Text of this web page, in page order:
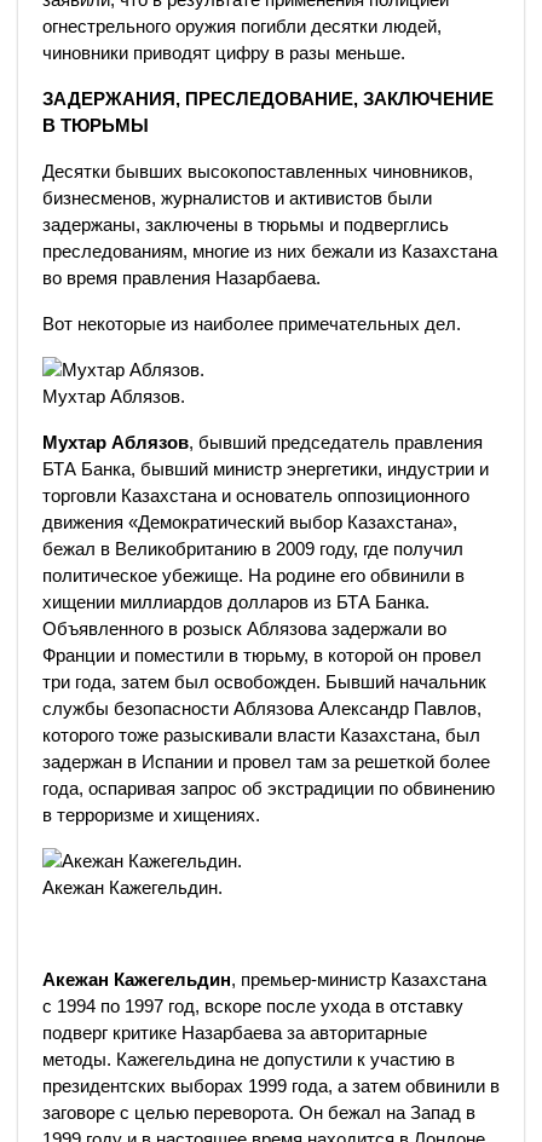
огнестрельного оружия погибли десятки людей,
чиновники приводят цифру в разы меньше.
ЗАДЕРЖАНИЯ, ПРЕСЛЕДОВАНИЕ, ЗАКЛЮЧЕНИЕ
В ТЮРЬМЫ
Десятки бывших высокопоставленных чиновников,
бизнесменов, журналистов и активистов были
задержаны, заключены в тюрьмы и подверглись
преследованиям, многие из них бежали из Казахстана
во время правления Назарбаева.
Вот некоторые из наиболее примечательных дел.
Мухтар Аблязов.
​Мухтар Аблязов, бывший председатель правления
БТА Банка, бывший министр энергетики, индустрии и
торговли Казахстана и основатель оппозиционного
движения «Демократический выбор Казахстана»,
бежал в Великобританию в 2009 году, где получил
политическое убежище. На родине его обвинили в
хищении миллиардов долларов из БТА Банка.
Объявленного в розыск Аблязова задержали во
Франции и поместили в тюрьму, в которой он провел
три года, затем был освобожден. Бывший начальник
службы безопасности Аблязова Александр Павлов,
которого тоже разыскивали власти Казахстана, был
задержан в Испании и провел там за решеткой более
года, оспаривая запрос об экстрадиции по обвинению
в терроризме и хищениях.
Акежан Кажегельдин.
Акежан Кажегельдин, премьер-министр Казахстана
с 1994 по 1997 год, вскоре после ухода в отставку
подверг критике Назарбаева за авторитарные
методы. Кажегельдина не допустили к участию в
президентских выборах 1999 года, а затем обвинили в
заговоре с целью переворота. Он бежал на Запад в